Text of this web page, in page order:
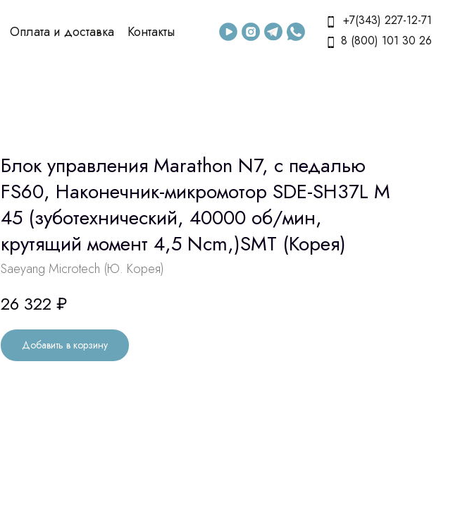
Оплата и доставка Контакты
+7(343) 227-12-71
8 (800) 101 30 26
Блок управления Marathon N7, с педалью
FS60, Наконечник-микромотор SDE-SH37L М
45 (зуботехнический, 40000 об/мин,
крутящий момент 4,5 Ncm,)SMT (Корея)
Saeyang Microtech (Ю. Корея)
26 322 ₽
Добавить в корзину